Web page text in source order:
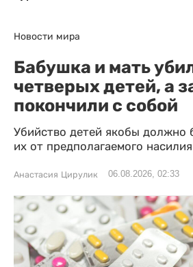
Новости мира
Бабушка и мать
четверых детей, а
покончили с собой
Убийство детей якобы должно
их от предполагаемого
Анастасия Цирулик 06.08.2026, 02:33